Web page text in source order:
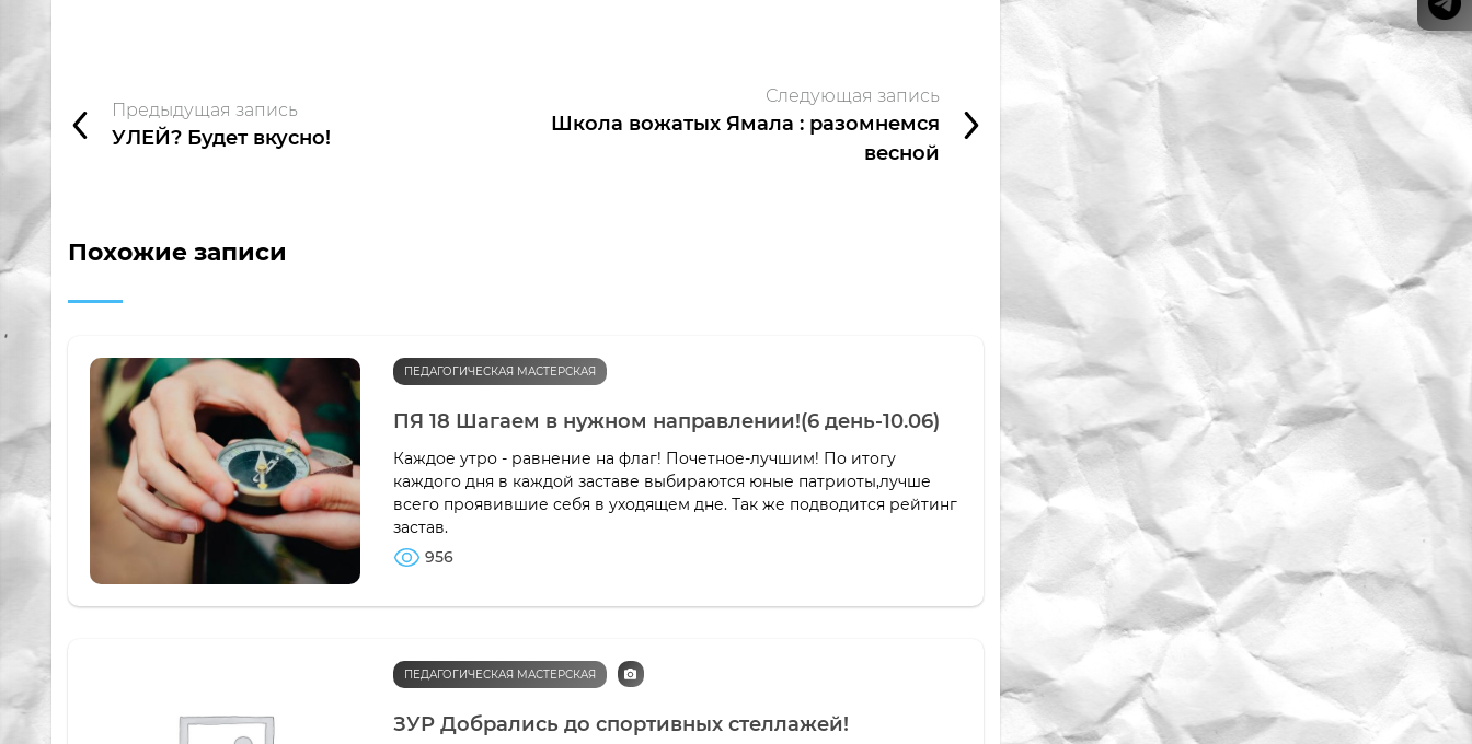
Предыдущая запись
УЛЕЙ? Будет вкусно!
Следующая запись
Школа вожатых Ямала : разомнемся
весной
Похожие записи
ПЕДАГОГИЧЕСКАЯ МАСТЕРСКАЯ
ПЯ 18 Шагаем в нужном направлении!(6 день-10.06)
Каждое утро - равнение на флаг! Почетное-лучшим! По итогу
каждого дня в каждой заставе выбираются юные патриоты,лучше
всего проявившие себя в уходящем дне. Так же подводится рейтинг
застав.
956
ПЕДАГОГИЧЕСКАЯ МАСТЕРСКАЯ
ЗУР Добрались до спортивных стеллажей!